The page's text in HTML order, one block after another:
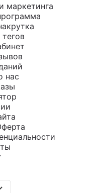
маркетинга
нас